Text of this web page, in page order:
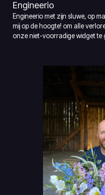
Engineerio
Engineerio met zijn sluwe, op
mij op de hoogte! om alle
onze niet-voorradige widget te